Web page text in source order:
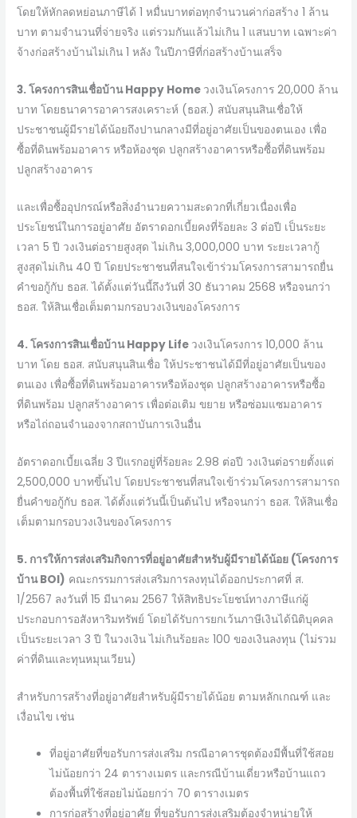
โดยให้หักลดหย่อนภาษีได้ 1 หมื่นบาทต่อทุกจำนวนค่าก่อสร้าง 1 ล้าน
บาท ตามจำนวนที่จ่ายจริง แต่รวมกันแล้วไม่เกิน 1 แสนบาท เฉพาะค่า
จ้างก่อสร้างบ้านไม่เกิน 1 หลัง ในปีภาษีที่ก่อสร้างบ้านเสร็จ
3. โครงการสินเชื่อบ้าน Happy Home วงเงินโครงการ 20,000 ล้าน
บาท โดยธนาคารอาคารสงเคราะห์ (ธอส.) สนับสนุนสินเชื่อให้
ประชาชนผู้มีรายได้น้อยถึงปานกลางมีที่อยู่อาศัยเป็นของตนเอง เพื่อ
ซื้อที่ดินพร้อมอาคาร หรือห้องชุด ปลูกสร้างอาคารหรือซื้อที่ดินพร้อม
ปลูกสร้างอาคาร
และเพื่อซื้ออุปกรณ์หรือสิ่งอำนวยความสะดวกที่เกี่ยวเนื่องเพื่อ
ประโยชน์ในการอยู่อาศัย อัตราดอกเบี้ยคงที่ร้อยละ 3 ต่อปี เป็นระยะ
เวลา 5 ปี วงเงินต่อรายสูงสุด ไม่เกิน 3,000,000 บาท ระยะเวลากู้
สูงสุดไม่เกิน 40 ปี โดยประชาชนที่สนใจเข้าร่วมโครงการสามารถยื่น
คำขอกู้กับ ธอส. ได้ตั้งแต่วันนี้ถึงวันที่ 30 ธันวาคม 2568 หรือจนกว่า
ธอส. ให้สินเชื่อเต็มตามกรอบวงเงินของโครงการ
4. โครงการสินเชื่อบ้าน Happy Life วงเงินโครงการ 10,000 ล้าน
บาท โดย ธอส. สนับสนุนสินเชื่อ ให้ประชาชนได้มีที่อยู่อาศัยเป็นของ
ตนเอง เพื่อซื้อที่ดินพร้อมอาคารหรือห้องชุด ปลูกสร้างอาคารหรือซื้อ
ที่ดินพร้อม ปลูกสร้างอาคาร เพื่อต่อเติม ขยาย หรือซ่อมแซมอาคาร
หรือไถ่ถอนจำนองจากสถาบันการเงินอื่น
อัตราดอกเบี้ยเฉลี่ย 3 ปีแรกอยู่ที่ร้อยละ 2.98 ต่อปี วงเงินต่อรายตั้งแต่
2,500,000 บาทขึ้นไป โดยประชาชนที่สนใจเข้าร่วมโครงการสามารถ
ยื่นคำขอกู้กับ ธอส. ได้ตั้งแต่วันนี้เป็นต้นไป หรือจนกว่า ธอส. ให้สินเชื่อ
เต็มตามกรอบวงเงินของโครงการ
5. การให้การส่งเสริมกิจการที่อยู่อาศัยสำหรับผู้มีรายได้น้อย (โครงการ
บ้าน BOI) คณะกรรมการส่งเสริมการลงทุนได้ออกประกาศที่ ส.
1/2567 ลงวันที่ 15 มีนาคม 2567 ให้สิทธิประโยชน์ทางภาษีแก่ผู้
ประกอบการอสังหาริมทรัพย์ โดยได้รับการยกเว้นภาษีเงินได้นิติบุคคล
เป็นระยะเวลา 3 ปี ในวงเงิน ไม่เกินร้อยละ 100 ของเงินลงทุน (ไม่รวม
ค่าที่ดินและทุนหมุนเวียน)
สำหรับการสร้างที่อยู่อาศัยสำหรับผู้มีรายได้น้อย ตามหลักเกณฑ์ และ
เงื่อนไข เช่น
ที่อยู่อาศัยที่ขอรับการส่งเสริม กรณีอาคารชุดต้องมีพื้นที่ใช้สอย
ไม่น้อยกว่า 24 ตารางเมตร และกรณีบ้านเดี่ยวหรือบ้านแถว
ต้องพื้นที่ใช้สอยไม่น้อยกว่า 70 ตารางเมตร
การก่อสร้างที่อยู่อาศัย ที่ขอรับการส่งเสริมต้องจำหน่ายให้